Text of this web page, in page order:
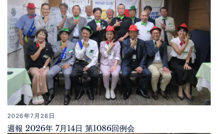
2026年7月28日
週報 2026年 7月14日 第1086回例会